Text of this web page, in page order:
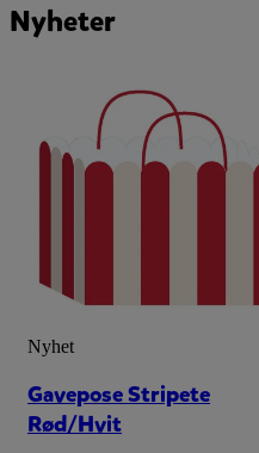
Nyheter
Nyhet
Gavepose Stripete
Rød/Hvit